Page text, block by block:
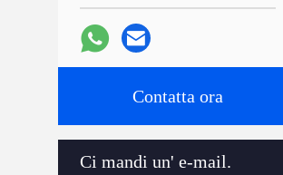
Contatta ora
Ci mandi un' e-mail.